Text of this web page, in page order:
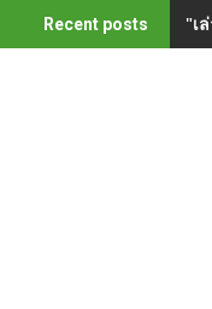
Recent posts "เ